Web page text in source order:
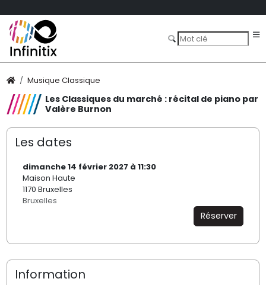
Musique Classique
Les Classiques du marché : récital de piano par
Valère Burnon
Les dates
dimanche 14 février 2027 à 11:30
Maison Haute
1170 Bruxelles
Bruxelles
Réserver
Information